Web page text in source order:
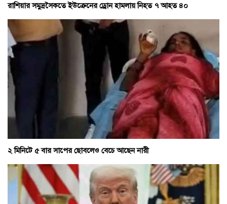
রাশিয়ার সমুদ্রসৈকতে ইউক্রেনের ড্রোন হামলায় নিহত ৭ আহত ৪০
২ মিনিটে ৫ বার সাপের ছোবলেও বেচে আছেন নারী